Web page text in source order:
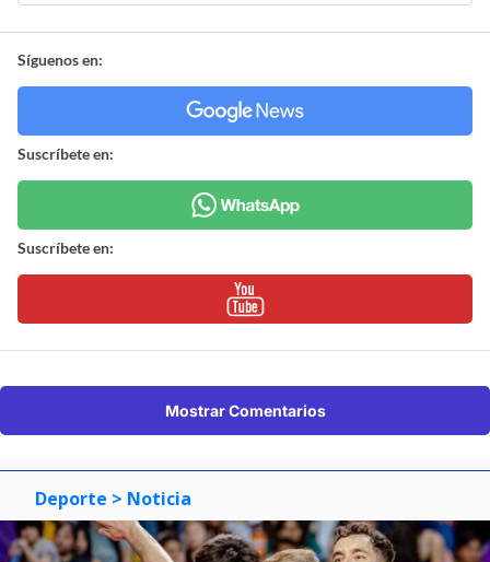
Síguenos en:
Suscríbete en:
Suscríbete en:
Mostrar Comentarios
Deporte > Noticia